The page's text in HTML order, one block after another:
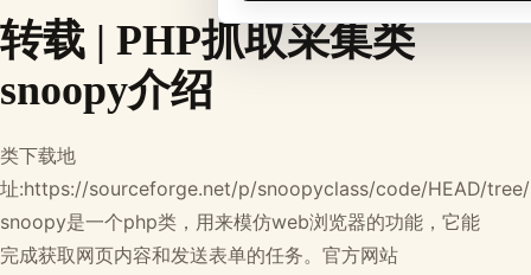
转载 | PHP抓取采集类
snoopy介绍
类下载地
址:https://sourceforge.net/p/snoopyclass/code/HEAD/
snoopy是一个php类，用来模仿web浏览器的功能，它能
完成获取网页内容和发送表单的任务。官方网站